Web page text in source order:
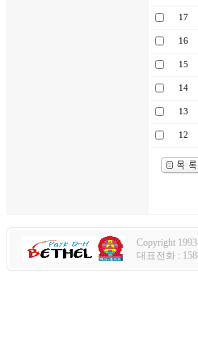
17
16
15
14
13
12
Copyright
대표전화 :